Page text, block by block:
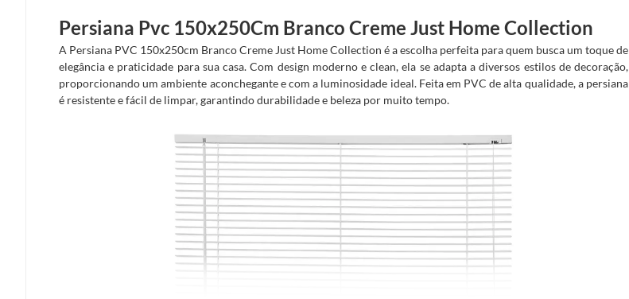
Persiana Pvc 150x250Cm Branco Creme Just Home Collection
A Persiana PVC 150x250cm Branco Creme Just Home Collection é a escolha perfeita para quem busca um toque de
elegância e praticidade para sua casa. Com design moderno e clean, ela se adapta a diversos estilos de decoração,
proporcionando um ambiente aconchegante e com a luminosidade ideal. Feita em PVC de alta qualidade, a persiana
é resistente e fácil de limpar, garantindo durabilidade e beleza por muito tempo.